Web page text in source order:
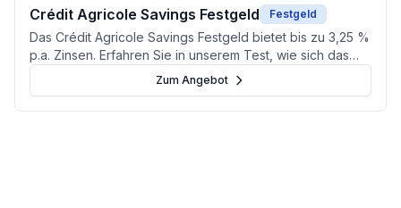
Crédit Agricole Savings Festgeld Festgeld
Das Crédit Agricole Savings Festgeld bietet bis zu 3,25 %
p.a. Zinsen. Erfahren Sie in unserem Test, wie sich das
Angebot im Marktvergleich schlägt.
Zum Angebot